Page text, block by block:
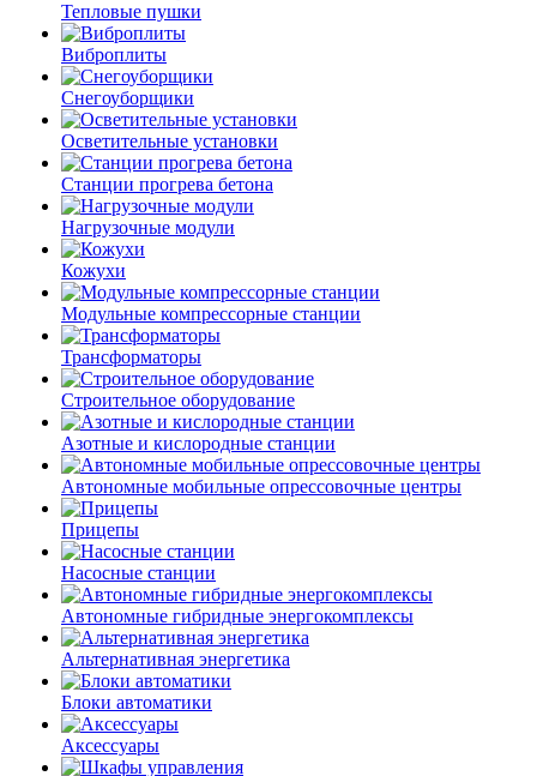
Тепловые пушки
Виброплиты
Снегоуборщики
Осветительные установки
Станции прогрева бетона
Нагрузочные модули
Кожухи
Модульные компрессорные станции
Трансформаторы
Строительное оборудование
Азотные и кислородные станции
Автономные мобильные опрессовочные центры
Прицепы
Насосные станции
Автономные гибридные энергокомплексы
Альтернативная энергетика
Блоки автоматики
Аксессуары